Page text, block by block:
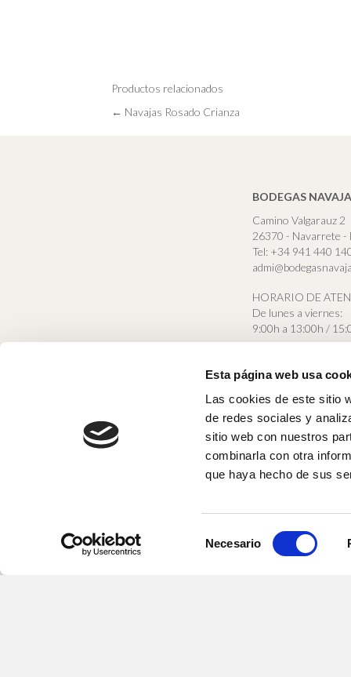
Esta página web usa
Las cookies de este sitio
de redes sociales y
sitio web con nuestros
combinarla con otra
que haya hecho de sus
Necesario
Productos relacionados
POSTS
← Navajas Rosado Crianza
BODEGAS
Camino Valgarauz 2
26370 - Navarrete -
Tel: +34 941 440
HORARIO DE
De lunes a viernes:
9:00h a 13:00h /
Bodegas Navajas
entorno.
Fondo Europeo de